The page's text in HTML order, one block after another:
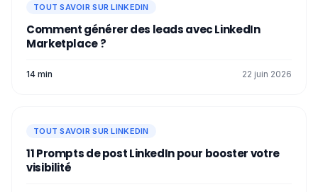
TOUT SAVOIR SUR LINKEDIN
Comment générer des leads avec LinkedIn
Marketplace ?
14 min 22 juin 2026
TOUT SAVOIR SUR LINKEDIN
11 Prompts de post LinkedIn pour booster votre
visibilité